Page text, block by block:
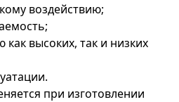
воздействию;
как высоких, так и низких
при изготовлении